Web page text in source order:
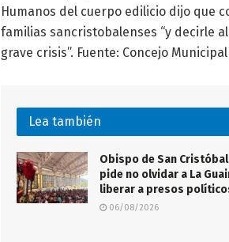
Humanos del cuerpo edilicio dijo que
familias sancristobalenses “y decirle
grave crisis”. Fuente: Concejo Municipal
Lea también
Obispo de San Cristóbal
pide no olvidar a La
liberar a presos
06/08/2026